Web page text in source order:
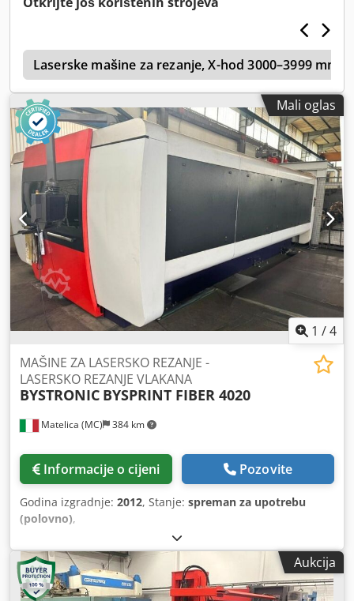
Laserske mašine za rezanje, X-hod 3000–3999 mm
Mali oglas
1 /4
Matelica (MC) 384 km
MAŠINE ZA LASERSKO REZANJE -
LASERSKO REZANJE VLAKANA
BYSTRONIC BYSPRINT FIBER 4020
Informacije o cijeni Pozovite
Godina izgradnje: 2012, Stanje: spreman za upotrebu
(polovno),
Aukcija